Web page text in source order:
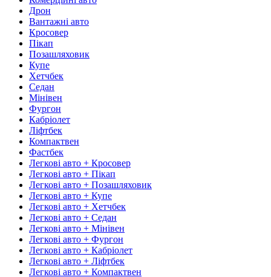
Дрон
Вантажні авто
Кросовер
Пікап
Позашляховик
Купе
Хетчбек
Седан
Мінівен
Фургон
Кабріолет
Ліфтбек
Компактвен
Фастбек
Легкові авто + Кросовер
Легкові авто + Пікап
Легкові авто + Позашляховик
Легкові авто + Купе
Легкові авто + Хетчбек
Легкові авто + Седан
Легкові авто + Мінівен
Легкові авто + Фургон
Легкові авто + Кабріолет
Легкові авто + Ліфтбек
Легкові авто + Компактвен